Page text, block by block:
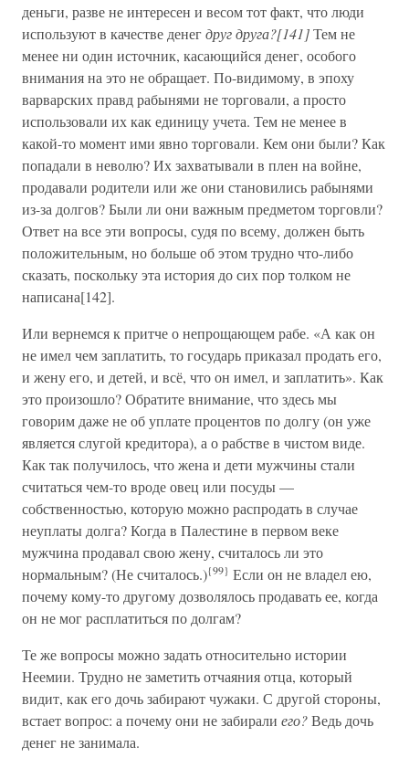
деньги, разве не интересен и весом тот факт, что люди
используют в качестве денегдруг друга?[141]Тем не
менее ни один источник, касающийся денег, особого
внимания на это не обращает. По-видимому, в эпоху
варварских правд рабынями не торговали, а просто
использовали их как единицу учета. Тем не менее в
какой-то момент ими явно торговали. Кем они были? Как
попадали в неволю? Их захватывали в плен на войне,
продавали родители или же они становились рабынями
из-за долгов? Были ли они важным предметом торговли?
Ответ на все эти вопросы, судя по всему, должен быть
положительным, но больше об этом трудно что-либо
сказать, поскольку эта история до сих пор толком не
написана[142].
Или вернемся к притче о непрощающем рабе. «А как он
не имел чем заплатить, то государь приказал продать его,
и жену его, и детей, и всё, что он имел, и заплатить». Как
это произошло? Обратите внимание, что здесь мы
говорим даже не об уплате процентов по долгу (он уже
является слугой кредитора), а о рабстве в чистом виде.
Как так получилось, что жена и дети мужчины стали
считаться чем-то вроде овец или посуды —
собственностью, которую можно распродать в случае
неуплаты долга? Когда в Палестине в первом веке
мужчина продавал свою жену, считалось ли это
нормальным? (Не считалось.){99} Если он не владел ею,
почему кому-то другому дозволялось продавать ее, когда
он не мог расплатиться по долгам?
Те же вопросы можно задать относительно истории
Неемии. Трудно не заметить отчаяния отца, который
видит, как его дочь забирают чужаки. С другой стороны,
встает вопрос: а почему они не забирали его?Ведь дочь
денег не занимала.